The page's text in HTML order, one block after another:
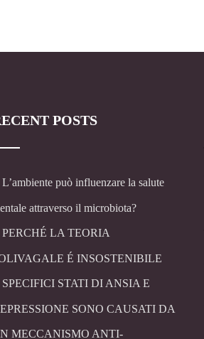
POSTS
L’ambiente può influenzare la salute
attraverso il microbiota?
PERCHÉ LA TEORIA
É INSOSTENIBILE
SPECIFICI STATI DI ANSIA E
SONO CAUSATI DA
MECCANISMO ANTI-